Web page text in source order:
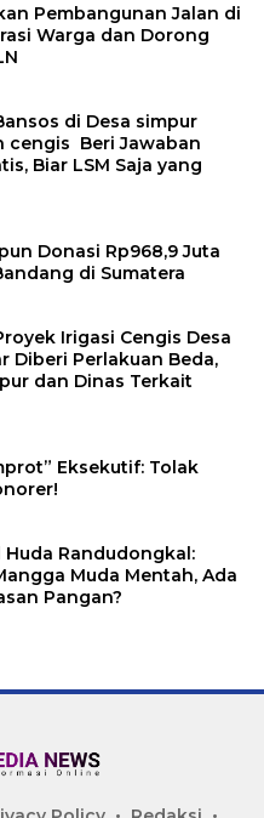
Pembangunan Jalan di
Warga dan Dorong
di Desa simpur
cengis Beri Jawaban
Biar LSM Saja yang
Donasi Rp968,9 Juta
di Sumatera
Irigasi Cengis Desa
Diberi Perlakuan Beda,
dan Dinas Terkait
Eksekutif: Tolak
Huda Randudongkal:
Muda Mentah, Ada
Pangan?